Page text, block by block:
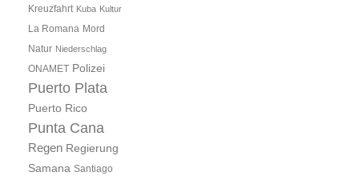
Kreuzfahrt Kuba Kultur
La Romana Mord
Natur Niederschlag
ONAMET Polizei
Puerto Plata
Puerto Rico
Punta Cana
Regen Regierung
Samana Santiago